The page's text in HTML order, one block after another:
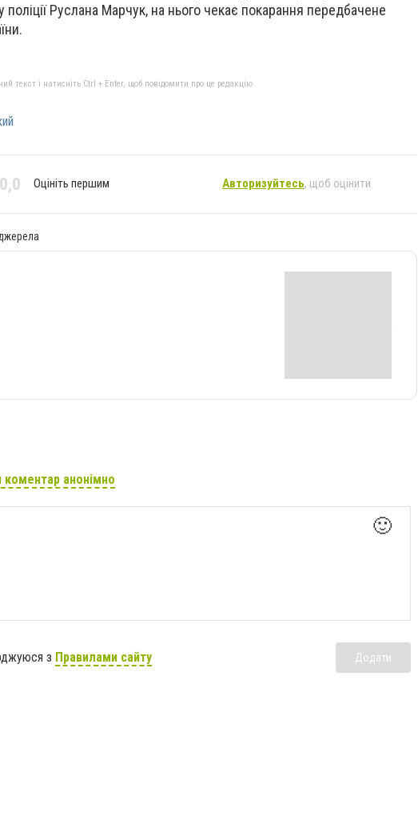
поліції Руслана Марчук, на нього чекає покарання передбачене
текст і натисніть Ctrl + Enter, щоб повідомити про це редакцію
0,0 Оцініть першим Авторизуйтесь, щоб оцінити
коментар анонімно
🙂
з Правилами сайту Додати